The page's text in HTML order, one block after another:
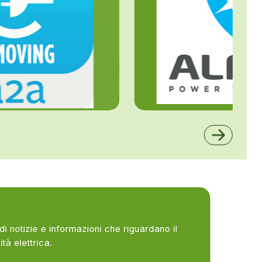
notizie e informazioni che riguardano il
elettrica.